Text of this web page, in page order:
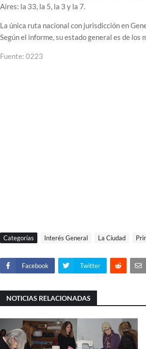
Aires: la 33, la 5, la 3 y la 7.
La única ruta nacional con jurisdicción en
Según el informe, su estado general es de los
Fuente: 0223
Categorías Interés General La Ciudad
Facebook Twitter
NOTICIAS RELACIONADAS